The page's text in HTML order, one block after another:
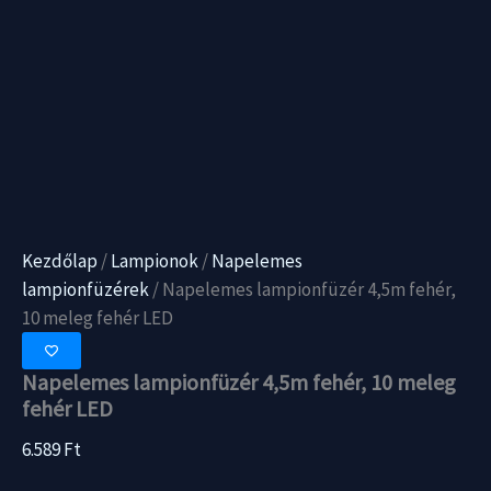
Kezdőlap /Lampionok/Napelemes
lampionfüzérek/ Napelemes lampionfüzér 4,5m fehér,
10 meleg fehér LED
Napelemes lampionfüzér 4,5m fehér, 10 meleg
fehér LED
6.589Ft